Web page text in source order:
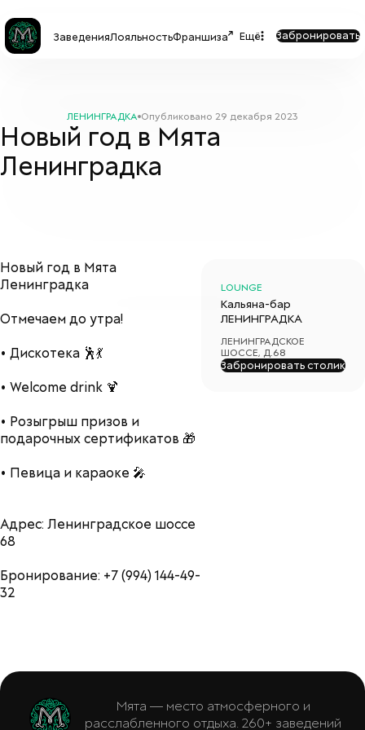
ЗаведенияЛояльностьФраншиза Ещё Забронировать
ЛЕНИНГРАДКА Опубликовано 29 декабря 2023
Новый год в Мята
Ленинградка
Новый год в Мята
Ленинградка
Отмечаем до утра!
• Дискотека 🕺💃
• Welcome drink 🍹
• Розыгрыш призов и
подарочных сертификатов 🎁
• Певица и караоке 🎤
Адрес: Ленинградское шоссе
68
Бронирование: +7 (994) 144-49-
32
LOUNGE
Кальяна-бар
ЛЕНИНГРАДКА
ЛЕНИНГРАДСКОЕ
ШОССЕ, Д.68
Забронировать столик
Мята — место атмосферного и
расслабленного отдыха. 260+ заведений